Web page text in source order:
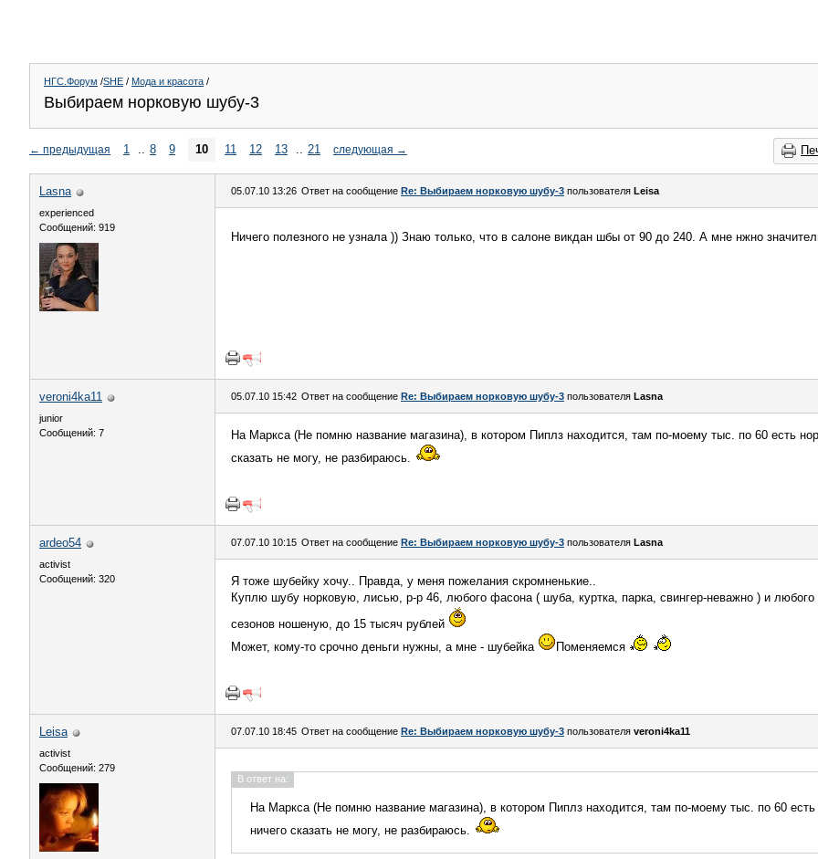
НГС.Форум /SHE / Мода и красота /
Выбираем норковую шубу-3
← предыдущая 1 .. 8 9 10 11 12 13 .. 21 следующая →
Lasna
experienced
Сообщений: 919
05.07.10 13:26 Ответ на сообщение Re: Выбираем норковую шубу-3 пользователя Leisa
Ничего полезного не узнала )) Знаю только, что в салоне викдан шбы от 90 до 240. А мне нжно
veroni4ka11
junior
Сообщений: 7
05.07.10 15:42 Ответ на сообщение Re: Выбираем норковую шубу-3 пользователя Lasna
На Маркса (Не помню название магазина), в котором Пиплз находится, там по-моему тыс. по 60 есть
сказать не могу, не разбираюсь.
ardeo54
activist
Сообщений: 320
07.07.10 10:15 Ответ на сообщение Re: Выбираем норковую шубу-3 пользователя Lasna
Я тоже шубейку хочу.. Правда, у меня пожелания скромненькие..
Куплю шубу норковую, лисью, р-р 46, любого фасона ( шуба, куртка, парка, свингер-неважно ) и
сезонов ношеную, до 15 тысяч рублей
Может, кому-то срочно деньги нужны, а мне - шубейка
Поменяемся
Leisa
activist
Сообщений: 279
07.07.10 18:45 Ответ на сообщение Re: Выбираем норковую шубу-3 пользователя veroni4ka11
В ответ на:
На Маркса (Не помню название магазина), в котором Пиплз находится, там по-моему тыс. по 60 есть
ничего сказать не могу, не разбираюсь.